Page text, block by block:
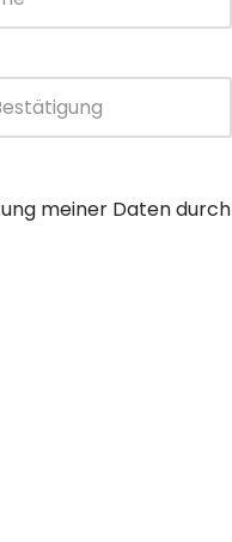
meiner Daten durch